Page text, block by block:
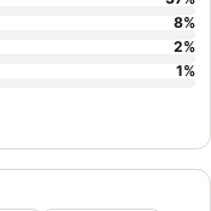
8%
2%
1%